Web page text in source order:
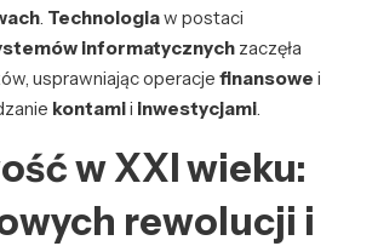
. Technologiaw postaci
informatycznych zaczęła
usprawniając operacje finansowe i
kontamii inwestycjami.
w XXI wieku:
rewolucji i